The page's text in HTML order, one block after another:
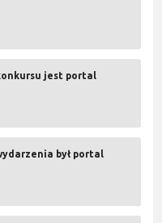
jest portal
był portal